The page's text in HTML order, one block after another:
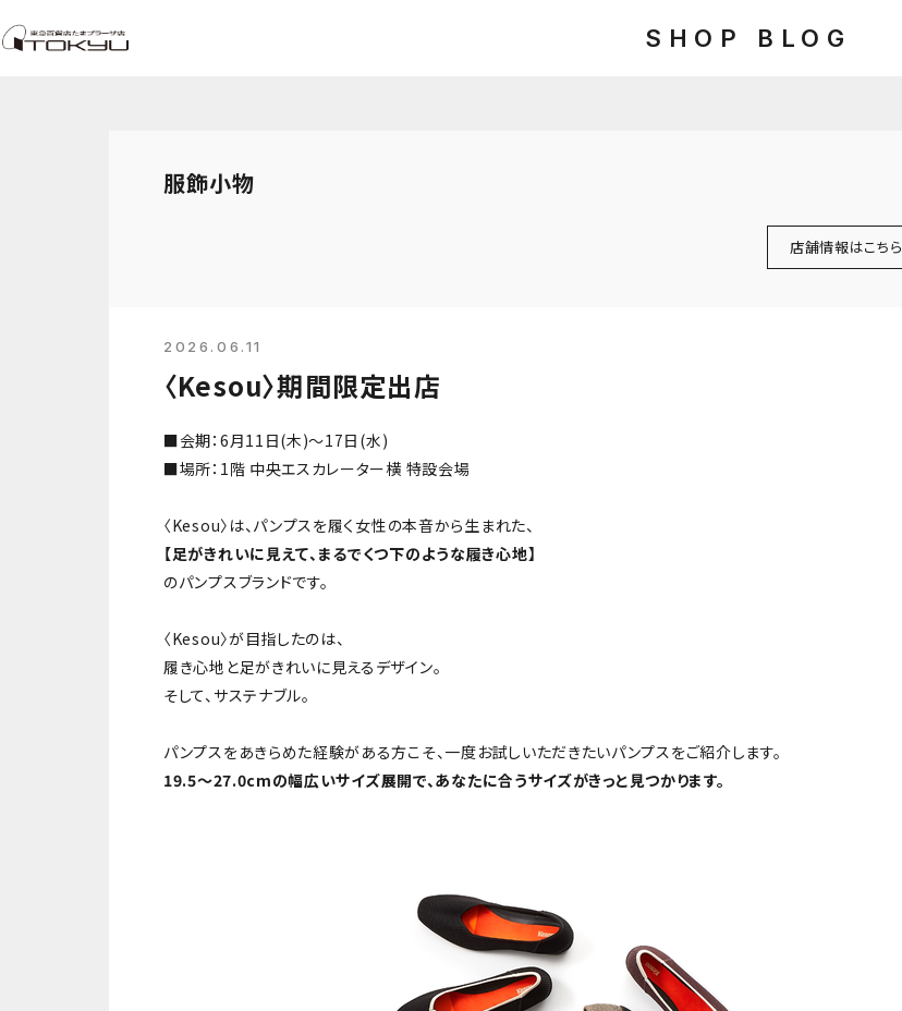
SHOP BLOG
服飾小物
店舗情報はこちら
2026.06.11
〈Kesou〉期間限定出店
■会期：6月11日(木)～17日(水)
■場所：1階 中央エスカレーター横 特設会場
〈Kesou〉は、パンプスを履く女性の本音から生まれた、
【足がきれいに見えて、まるでくつ下のような履き心地】
のパンプスブランドです。
〈Kesou〉が目指したのは、
履き心地と足がきれいに見えるデザイン。
そして、サステナブル。
パンプスをあきらめた経験がある方こそ、一度お試しいただきたいパンプスをご紹介します。
19.5～27.0cmの幅広いサイズ展開で、あなたに合うサイズがきっと見つかります。